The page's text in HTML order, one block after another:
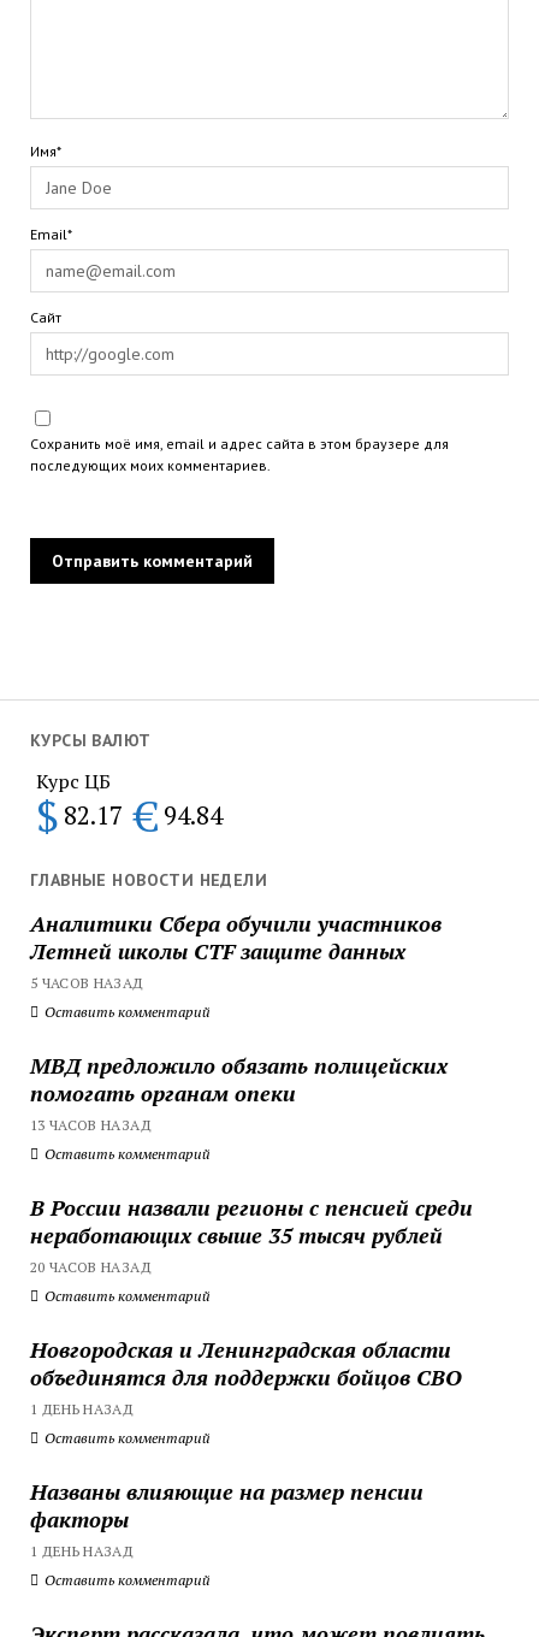
КУРСЫ ВАЛЮТ
Курс ЦБ
$ 82.17 € 94.84
ГЛАВНЫЕ НОВОСТИ НЕДЕЛИ
Аналитики Сбера обучили участников
Летней школы CTF защите данных
5 ЧАСОВ НАЗАД
Оставить комментарий
МВД предложило обязать полицейских
помогать органам опеки
13 ЧАСОВ НАЗАД
Оставить комментарий
В России назвали регионы с пенсией среди
неработающих свыше 35 тысяч рублей
20 ЧАСОВ НАЗАД
Оставить комментарий
Новгородская и Ленинградская области
объединятся для поддержки бойцов СВО
1 ДЕНЬ НАЗАД
Оставить комментарий
Названы влияющие на размер пенсии
факторы
1 ДЕНЬ НАЗАД
Оставить комментарий
Имя*
Email*
Сайт
Сохранить моё имя, email и адрес сайта в этом браузере для
последующих моих комментариев.